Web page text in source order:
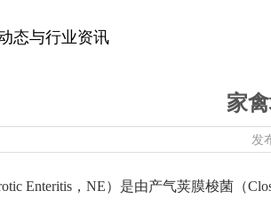
态与行业资讯
家
发
Enteritis，NE）是由产气荚膜梭菌（